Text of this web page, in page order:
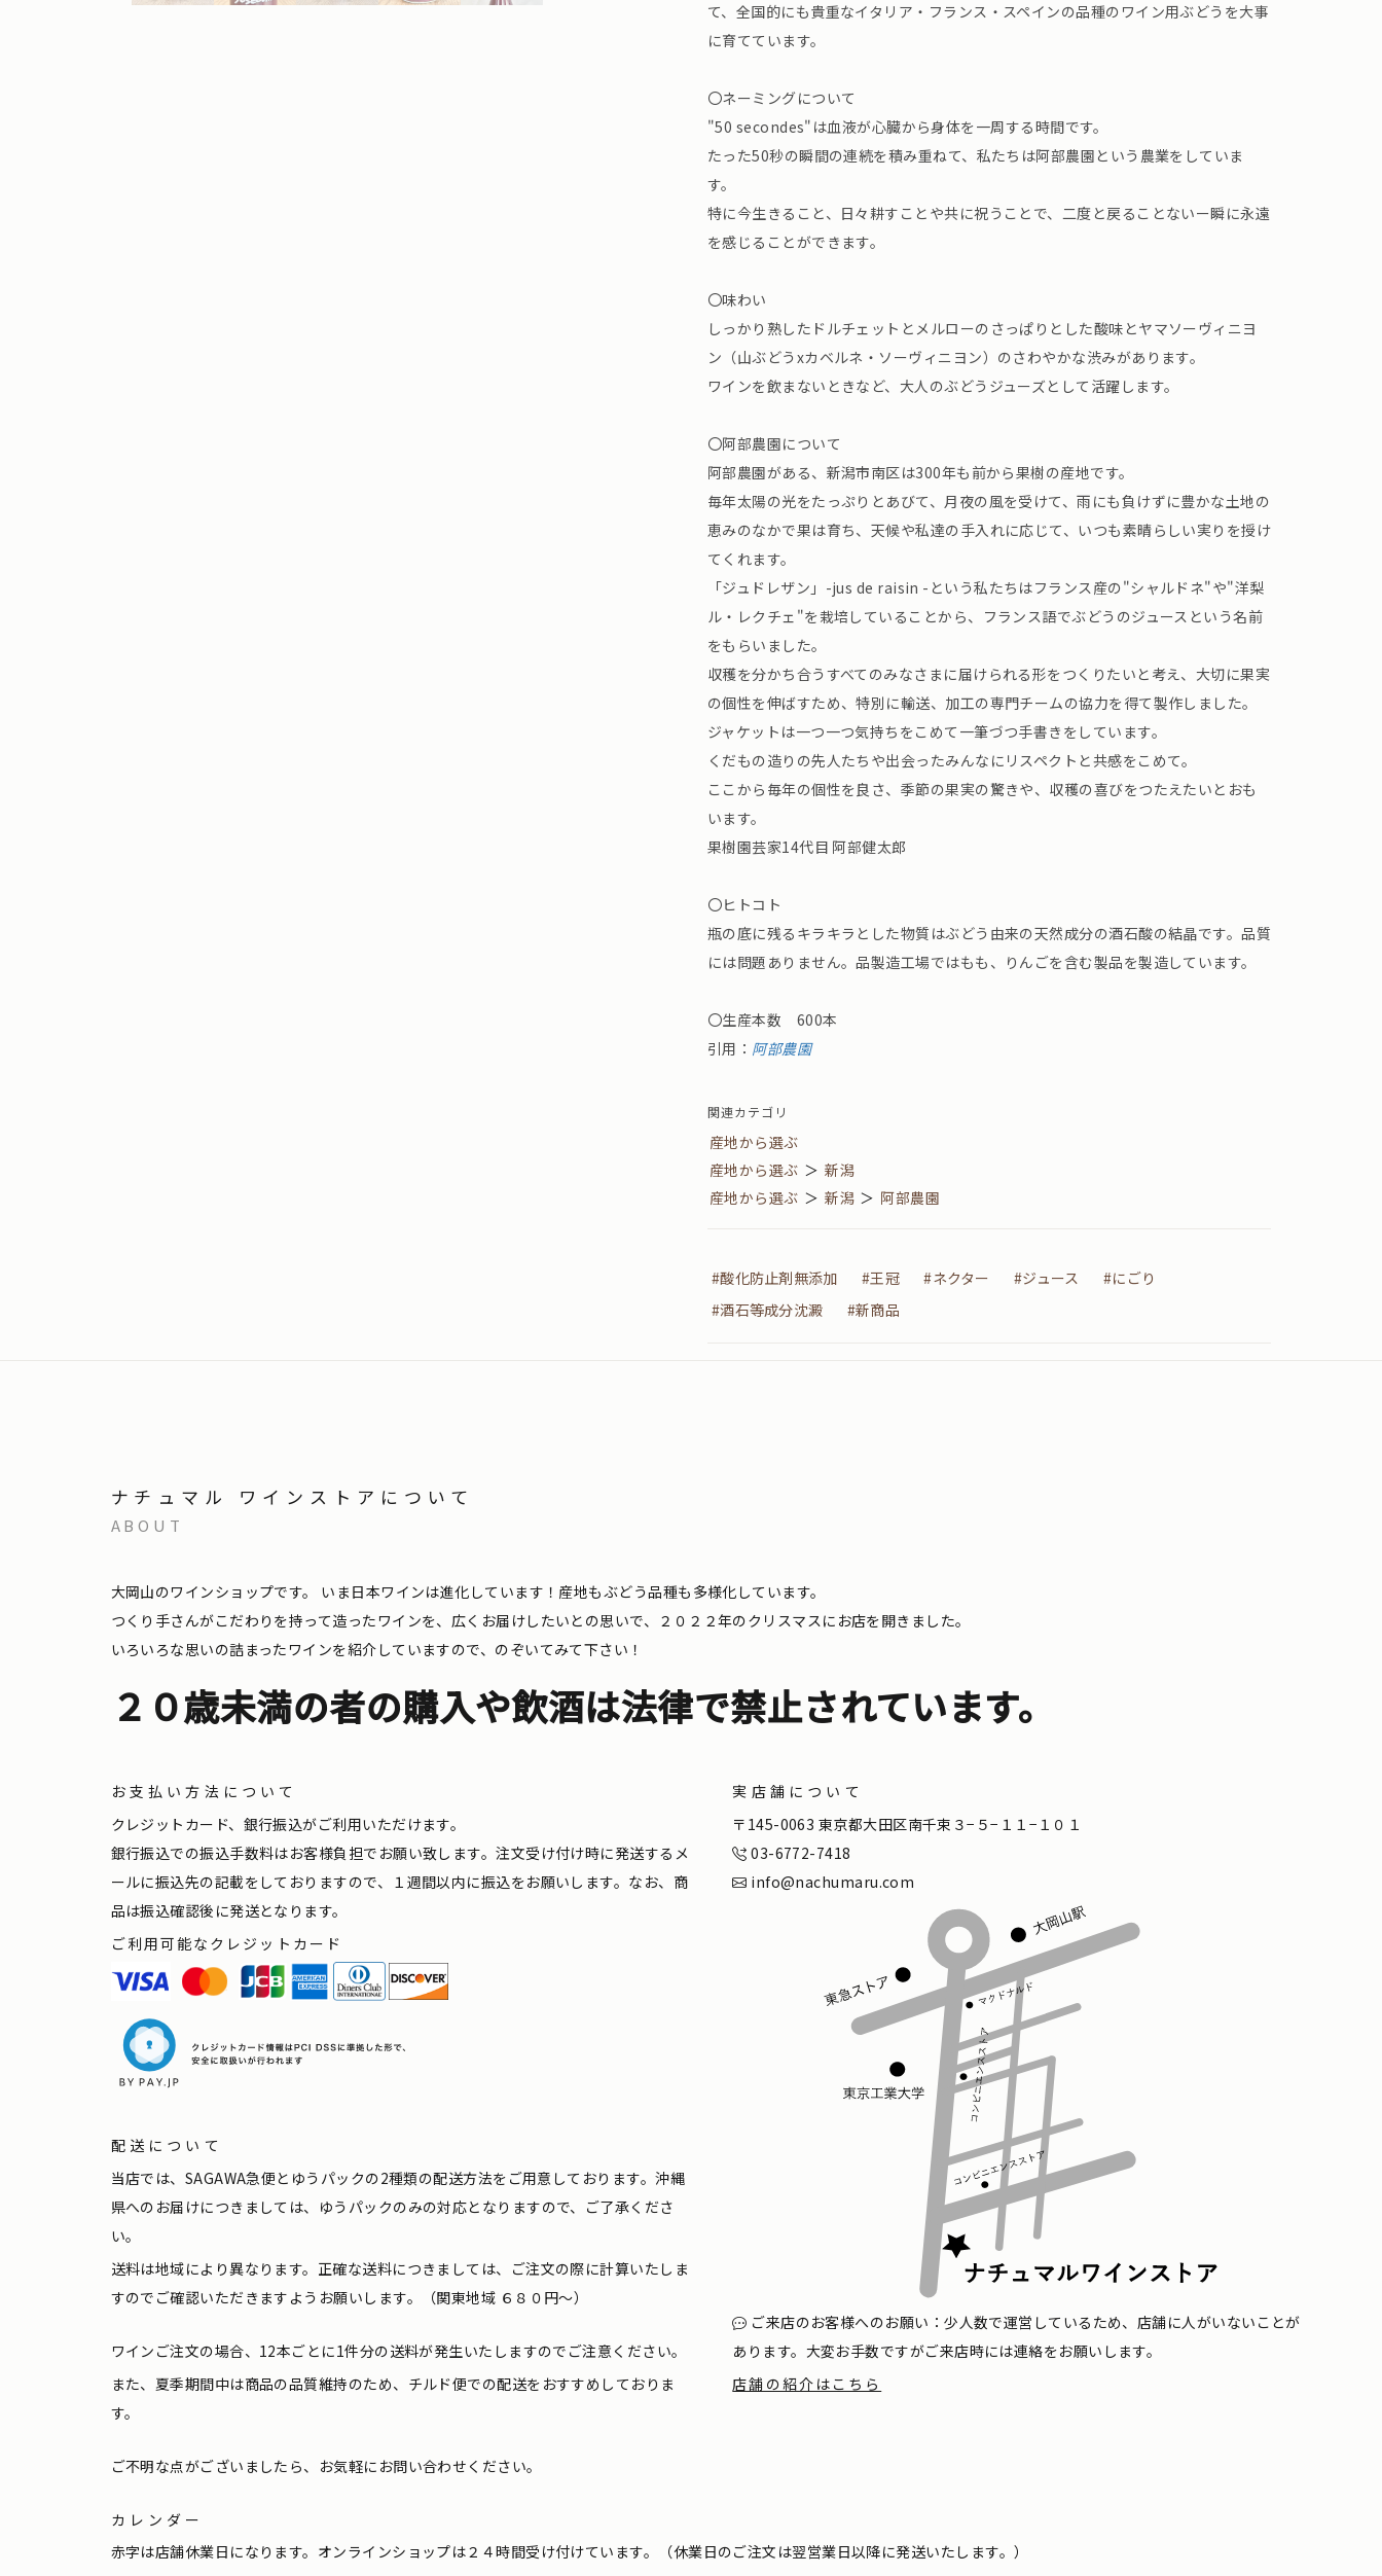
て、全国的にも貴重なイタリア・フランス・スペインの品種のワイン用ぶどうを大事
に育てています。
〇ネーミングについて
"50 secondes"は血液が心臓から身体を一周する時間です。
たった50秒の瞬間の連続を積み重ねて、私たちは阿部農園という農業をしていま
す。
特に今生きること、日々耕すことや共に祝うことで、二度と戻ることないー瞬に永遠
を感じることができます。
〇味わい
しっかり熟したドルチェットとメルローのさっぱりとした酸味とヤマソーヴィニヨ
ン（山ぶどうxカベルネ・ソーヴィニヨン）のさわやかな渋みがあります。
ワインを飲まないときなど、大人のぶどうジューズとして活躍します。
〇阿部農園について
阿部農園がある、新潟市南区は300年も前から果樹の産地です。
毎年太陽の光をたっぷりとあびて、月夜の風を受けて、雨にも負けずに豊かな土地の
恵みのなかで果は育ち、天候や私達の手入れに応じて、いつも素晴らしい実りを授け
てくれます。
「ジュドレザン」-jus de raisin -という私たちはフランス産の"シャルドネ"や"洋梨
ル・レクチェ"を栽培していることから、フランス語でぶどうのジュースという名前
をもらいました。
収穫を分かち合うすべてのみなさまに届けられる形をつくりたいと考え、大切に果実
の個性を伸ばすため、特別に輸送、加工の専門チームの協力を得て製作しました。
ジャケットは一つ一つ気持ちをこめて一筆づつ手書きをしています。
くだもの造りの先人たちや出会ったみんなにリスペクトと共感をこめて。
ここから毎年の個性を良さ、季節の果実の驚きや、収穫の喜びをつたえたいとおも
います。
果樹園芸家14代目 阿部健太郎
〇ヒトコト
瓶の底に残るキラキラとした物質はぶどう由来の天然成分の酒石酸の結晶です。品質
には問題ありません。品製造工場ではもも、りんごを含む製品を製造しています。
〇生産本数 600本
引用： 阿部農園
関連カテゴリ
産地から選ぶ
産地から選ぶ ＞ 新潟
産地から選ぶ ＞ 新潟 ＞ 阿部農園
#酸化防止剤無添加 #王冠 #ネクター #ジュース
#にごり
#酒石等成分沈澱
#新商品
ナチュマル ワインストアについて
ABOUT
大岡山のワインショップです。
いま日本ワインは進化しています！産地もぶどう品種も多様化しています。
つくり手さんがこだわりを持って造ったワインを、広くお届けしたいとの思いで、２０２２年のクリスマスにお店を開きました。
いろいろな思いの詰まったワインを紹介していますので、のぞいてみて下さい！
２０歳未満の者の購入や飲酒は法律で禁止されています。
お支払い方法について
クレジットカード、銀行振込がご利用いただけます。
銀行振込での振込手数料はお客様負担でお願い致します。注文受け付け時に発送するメ
ールに振込先の記載をしておりますので、１週間以内に振込をお願いします。なお、商
品は振込確認後に発送となります。
ご利用可能なクレジットカード
配送について
当店では、SAGAWA急便とゆうパックの2種類の配送方法をご用意しております。沖縄
県へのお届けにつきましては、ゆうパックのみの対応となりますので、ご了承くださ
い。
送料は地域により異なります。正確な送料につきましては、ご注文の際に計算いたしま
すのでご確認いただきますようお願いします。（関東地域 ６８０円〜）
ワインご注文の場合、12本ごとに1件分の送料が発生いたしますのでご注意ください。
また、夏季期間中は商品の品質維持のため、チルド便での配送をおすすめしておりま
す。
ご不明な点がございましたら、お気軽にお問い合わせください。
実店舗について
〒145-0063 東京都大田区南千束３−５−１１−１０１
03-6772-7418
info@nachumaru.com
ご来店のお客様へのお願い：少人数で運営しているため、店舗に人がいないことが
あります。大変お手数ですがご来店時には連絡をお願いします。
店舗の紹介はこちら
カレンダー
赤字は店舗休業日になります。オンラインショップは２４時間受け付けています。（休業日のご注文は翌営業日以降に発送いたします。）